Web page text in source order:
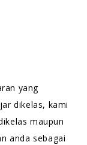
yang
dikelas, kami
maupun
anda sebagai